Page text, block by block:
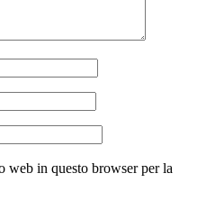
web in questo browser per la